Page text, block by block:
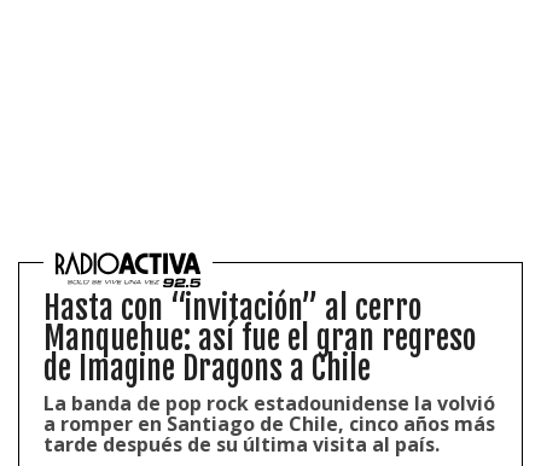
Hasta con “invitación” al cerro
Manquehue: así fue el gran regreso
de Imagine Dragons a Chile
La banda de pop rock estadounidense la volvió
a romper en Santiago de Chile, cinco años más
tarde después de su última visita al país.